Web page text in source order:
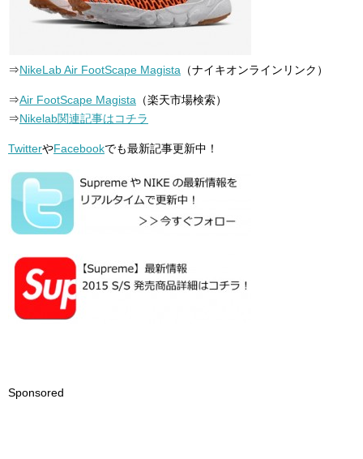
⇒NikeLab Air FootScape Magista （ナイキオンラインリンク）
⇒Air FootScape Magista （楽天市場検索）
⇒Nikelab関連記事はコチラ
TwitterやFacebookでも最新記事更新中！
Sponsored